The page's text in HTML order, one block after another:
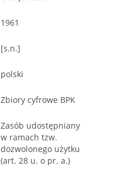
1961
[s.n.]
polski
Zbiory cyfrowe BPK
Zasób udostępniany
w ramach tzw.
dozwolonego użytku
(art. 28 u. o pr. a.)